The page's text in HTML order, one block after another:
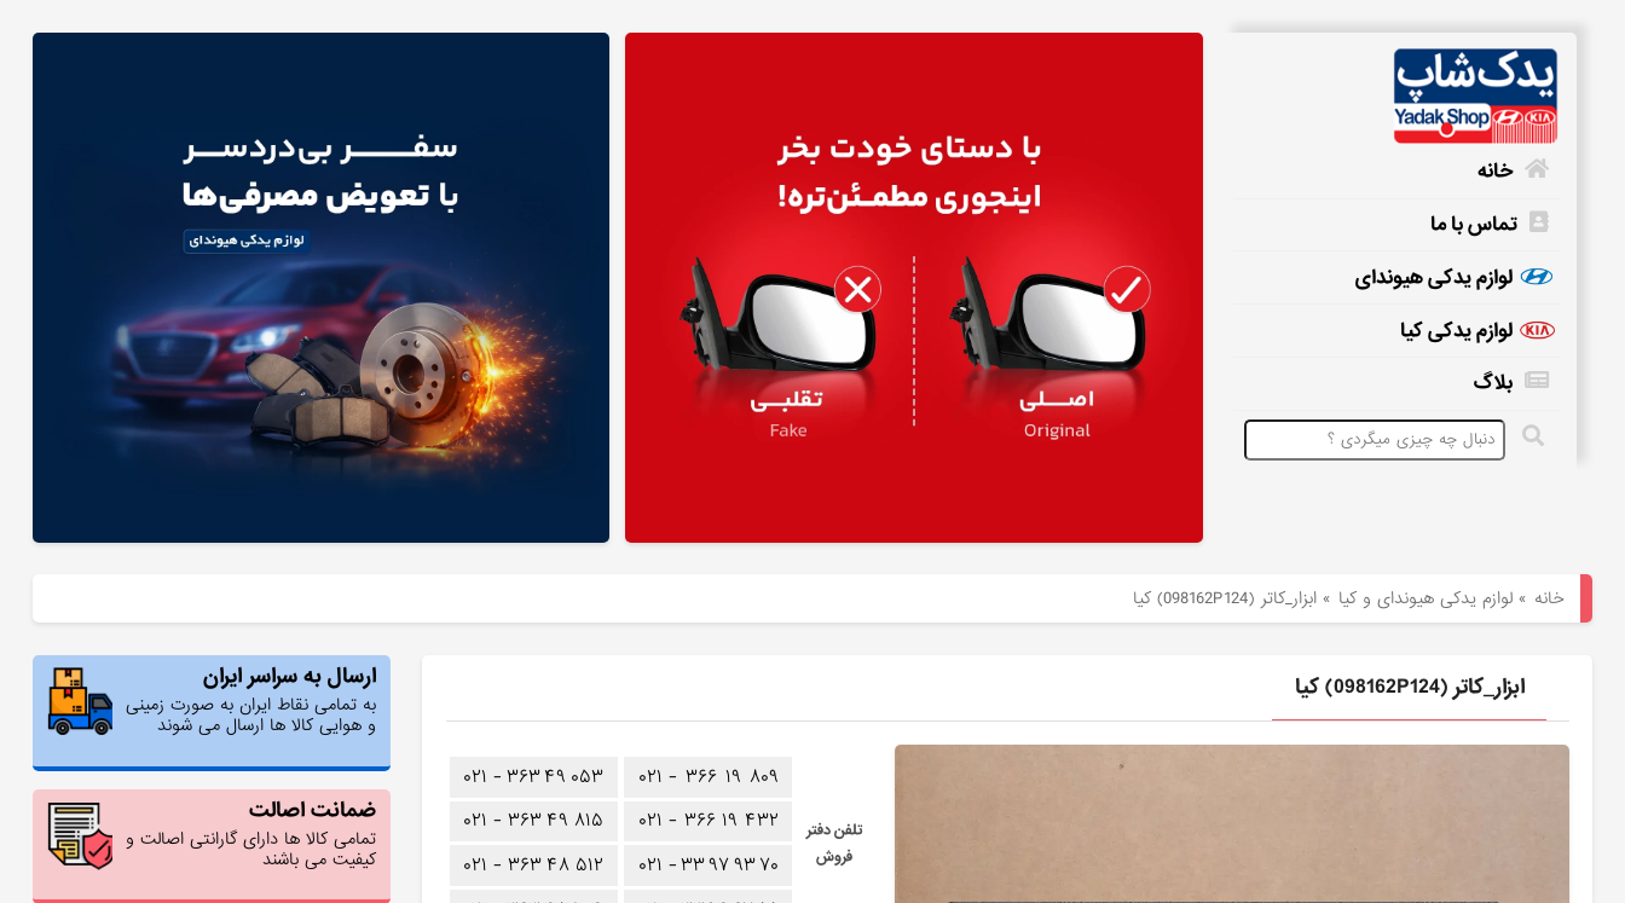
لوازم
خانه
تماس با ما
لوازم یدکی هیوندای
لوازم یدکی کیا
بلاگ
خانه »لوازم یدکی هیوندای و کیا »ابزار_كاتر (098162P124) کیا
ارسال به سراسر ایران
به تمامی نقاط ایران به صورت زمینی
و هوایی کالا ها ارسال می شوند
ضمانت اصالت
تمامی کالا ها دارای گارانتی اصالت و
کیفیت می باشند
ابزار_كاتر (098162P124) کیا
تلفن دفتر
فروش
۰۲۱ - ۳۶۶ ۱۹ ۸۰۹
۰۲۱ - ۳۶۶ ۱۹ ۴۳۲
۰۲۱ -۳۳۹۷۹۳۷۰
۰۲۱ - ۳۶۳۴۹ ۰۵۳
۰۲۱ - ۳۶۳ ۴۹ ۸۱۵
۰۲۱ - ۳۶۳ ۴۸ ۵۱۲